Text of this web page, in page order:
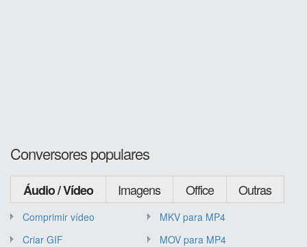
Conversores populares
Áudio / Vídeo Imagens Office Outras
Comprimir vídeo
MKV para MP4
Criar GIF
MOV para MP4